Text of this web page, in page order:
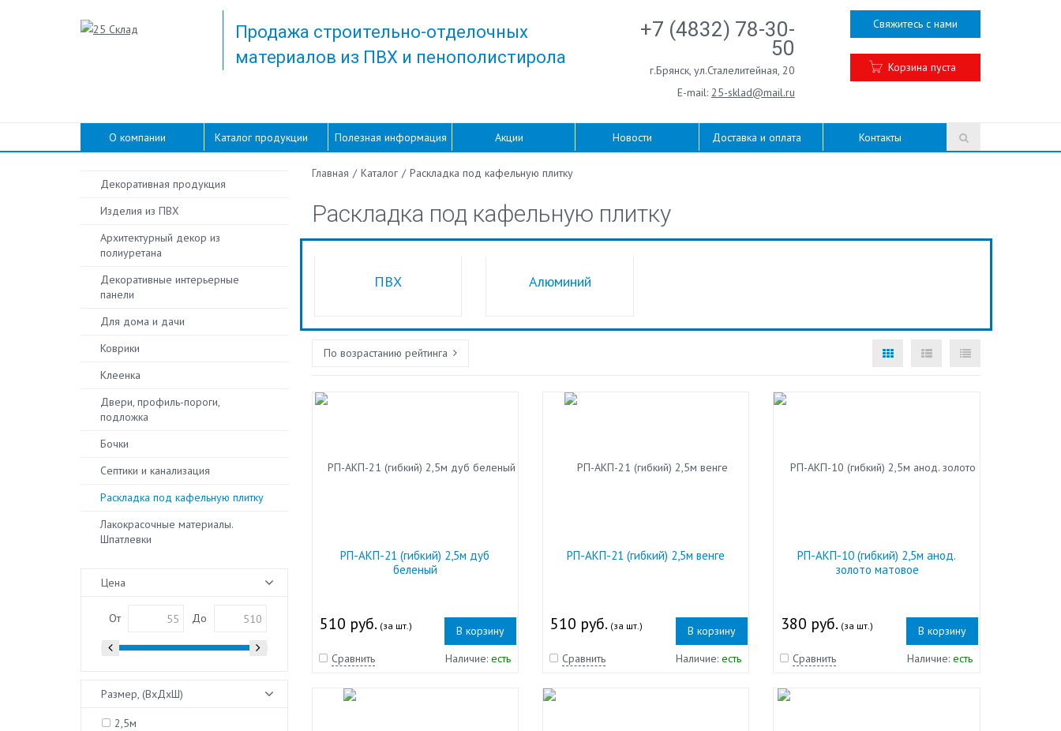
Продажа строительно-отделочных
материалов из ПВХ и пенополистирола
+7 (4832) 78-30-
50
г.Брянск, ул.Сталелитейная, 20
E-mail: 25-sklad@mail.ru
Свяжитесь с нами
Корзина пуста
О компании Каталог продукции Полезная информация Акции Новости Доставка и оплата Контакты
Главная / Каталог / Раскладка под кафельную плитку
Раскладка под кафельную плитку
ПВХ Алюминий
По возрастанию рейтинга
РП-АКП-21 (гибкий) 2,5м дуб
беленый
510 руб. (за шт.)
В корзину
Сравнить
Наличие: есть
РП-АКП-21 (гибкий) 2,5м венге
510 руб. (за шт.)
В корзину
Сравнить
Наличие:есть
РП-АКП-10 (гибкий) 2,5м анод.
золото матовое
380 руб. (за шт.)
В корзину
Сравнить
Наличие: есть
Декоративная продукция
Изделия из ПВХ
Архитектурный декор из
полиуретана
Декоративные интерьерные
панели
Для дома и дачи
Коврики
Клеенка
Двери, профиль-пороги,
подложка
Бочки
Септики и канализация
Раскладка под кафельную плитку
Лакокрасочные материалы.
Шпатлевки
Цена
От До
Размер, (ВхДхШ)
2,5м